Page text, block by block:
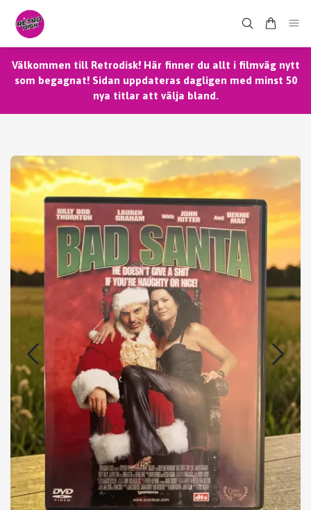
Välkommen till Retrodisk! Här finner du allt i filmväg nytt
som begagnat! Sidan uppdateras dagligen med minst 50
nya titlar att välja bland.